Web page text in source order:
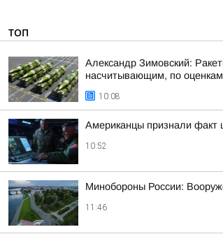
ТОП
Александр Зимовский:
насчитывающим, по
10:08
Американцы признали факт
10:52
Минобороны России:
11:46